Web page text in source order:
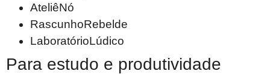
AteliêNó
RascunhoRebelde
LaboratórioLúdico
Para estudo e produtividade